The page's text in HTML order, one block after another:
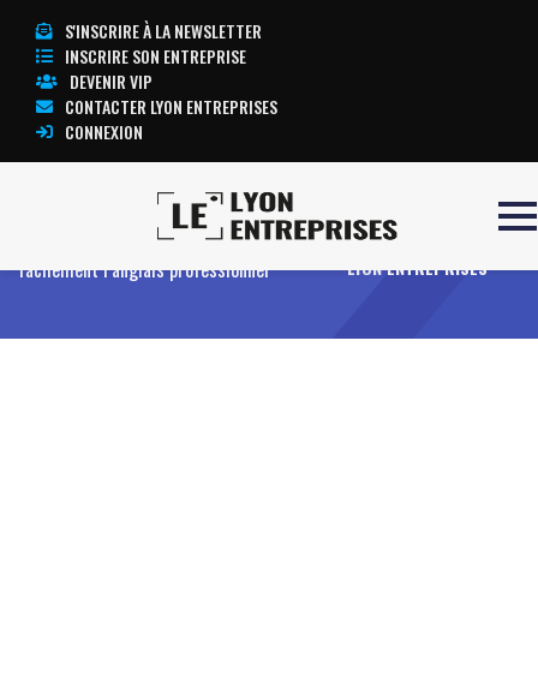
S'INSCRIRE À LA NEWSLETTER
INSCRIRE SON ENTREPRISE
DEVENIR VIP
CONTACTER LYON ENTREPRISES
CONNEXION
Trucs et astuces pour apprendre
facilement l’anglais professionnel
TOUTE L’ACTUALITÉ
LYON ENTREPRISES